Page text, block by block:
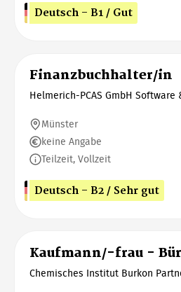
Deutsch - B1 / Gut
Finanzbuchhalter/in
Helmerich-PCAS GmbH Software
Münster
keine Angabe
Teilzeit, Vollzeit
Deutsch - B2 / Sehr gut
Kaufmann/-frau -
Chemisches Institut Burkon